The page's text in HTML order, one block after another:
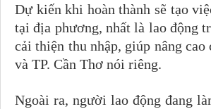
Dự kiến khi hoàn thành sẽ tạo
tại địa phương, nhất là lao động
cải thiện thu nhập, giúp nâng
và TP. Cần Thơ nói riêng.
Ngoài ra, người lao động đang